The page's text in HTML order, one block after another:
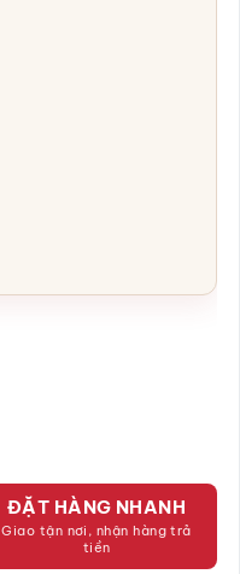
ĐẶT HÀNG NHANH
Giao tận nơi, nhận hàng trả
tiền